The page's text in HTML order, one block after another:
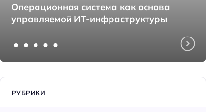
Операционная система как основа
управляемой ИТ-инфраструктуры
РУБРИКИ